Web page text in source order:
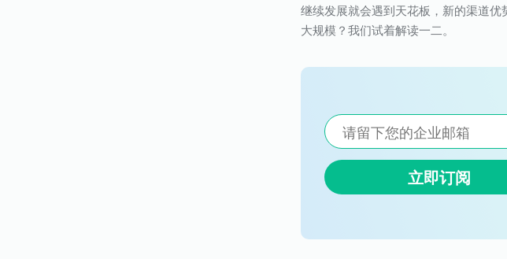
继续发展就会遇到天花板，新的渠道
大规模？我们试着解读一二。
立即订阅